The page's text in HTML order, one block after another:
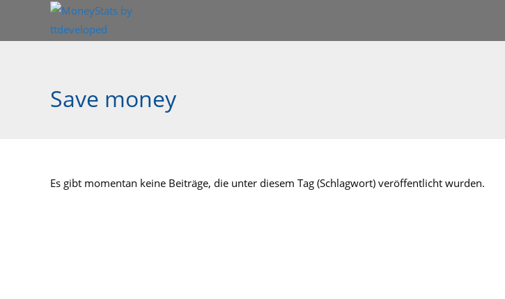
springen
Save money
Es gibt momentan keine Beiträge, die unter diesem Tag (Schlagwort) veröffentlicht wurden.